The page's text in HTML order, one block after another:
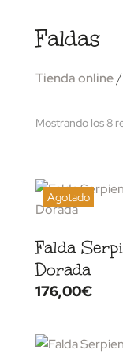
Faldas
Tienda online/
Mostrando los 8
Falda
Dorada
176,00€